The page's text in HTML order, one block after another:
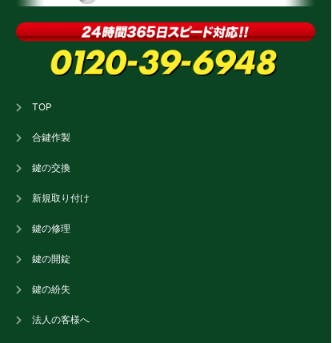
TOP
合鍵作製
鍵の交換
新規取り付け
鍵の修理
鍵の開錠
鍵の紛失
法人の客様へ